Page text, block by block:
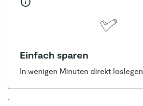
Einfach sparen
In wenigen Minuten direkt loslegen